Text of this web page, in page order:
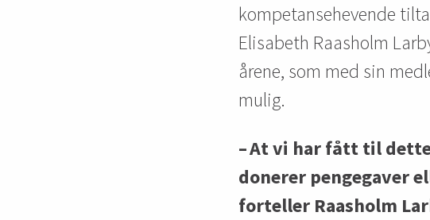
kompetansehevende
Elisabeth Raasholm
årene, som med sin
mulig.
– At vi har fått til
donerer pengegaver
forteller Raasholm